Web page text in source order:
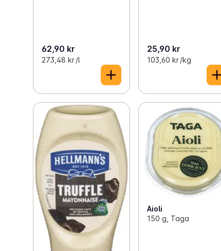
62,90 kr
273,48 kr /l
25,90 kr
103,60 kr /kg
Aioli
150 g, Taga